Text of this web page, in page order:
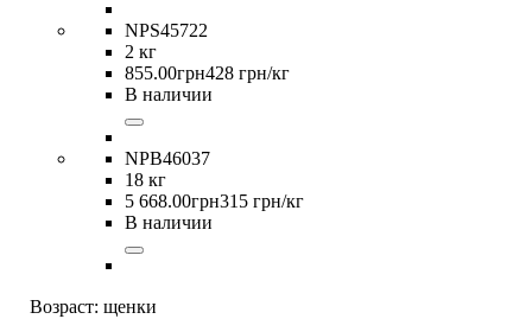
NPS45722
2 кг
855.00грн428 грн/кг
В наличии
NPB46037
18 кг
5 668.00грн315 грн/кг
В наличии
Возраст: щенки